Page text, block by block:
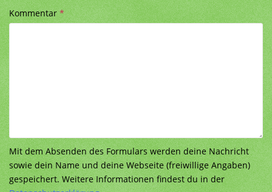
Kommentar*
Mit dem Absenden des Formulars werden deine Nachricht
sowie dein Name und deine Webseite (freiwillige Angaben)
gespeichert. Weitere Informationen findest du in der